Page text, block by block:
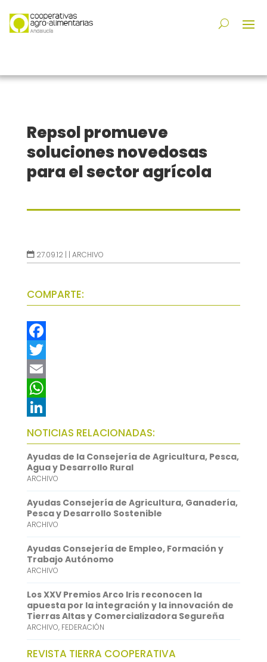
Repsol promueve
soluciones novedosas
para el sector agrícola
27.09.12 | | ARCHIVO
COMPARTE:
F
a
c
e
b
o
o
k
T
w
t
t
e
r
E
m
a
i
l
W
h
a
t
s
A
p
p
L
i
n
k
e
d
I
n
NOTICIAS RELACIONADAS:
Ayudas de la Consejería de Agricultura, Pesca,
Agua y Desarrollo Rural
ARCHIVO
Ayudas Consejería de Agricultura, Ganadería,
Pesca y Desarrollo Sostenible
ARCHIVO
Ayudas Consejería de Empleo, Formación y
Trabajo Autónomo
ARCHIVO
Los XXV Premios Arco Iris reconocen la
apuesta por la integración y la innovación de
Tierras Altas y Comercializadora Segureña
ARCHIVO, FEDERACIÓN
REVISTA TIERRA COOPERATIVA